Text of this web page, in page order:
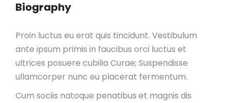
Biography
Proin luctus eu erat quis tincidunt. Vestibulum
ante ipsum primis in faucibus orci luctus et
ultrices posuere cubilia Curae; Suspendisse
ullamcorper nunc eu placerat fermentum.
Cum sociis natoque penatibus et magnis dis